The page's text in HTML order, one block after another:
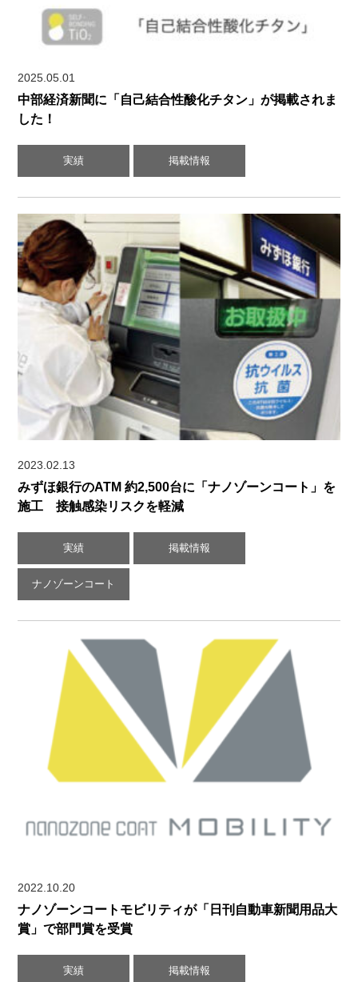
2025.05.01
中部経済新聞に「自己結合性酸化チタン」が掲載されま
した！
実績 掲載情報
2023.02.13
みずほ銀行のATM 約2,500台に「ナノゾーンコート」を
施工 接触感染リスクを軽減
実績 掲載情報
ナノゾーンコート
2022.10.20
ナノゾーンコートモビリティが「日刊自動車新聞用品大
賞」で部門賞を受賞
実績 掲載情報